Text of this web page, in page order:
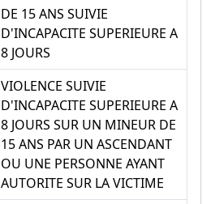
DE 15 ANS SUIVIE
D'INCAPACITE SUPERIEURE A
8 JOURS
VIOLENCE SUIVIE
D'INCAPACITE SUPERIEURE A
8 JOURS SUR UN MINEUR DE
15 ANS PAR UN ASCENDANT
OU UNE PERSONNE AYANT
AUTORITE SUR LA VICTIME